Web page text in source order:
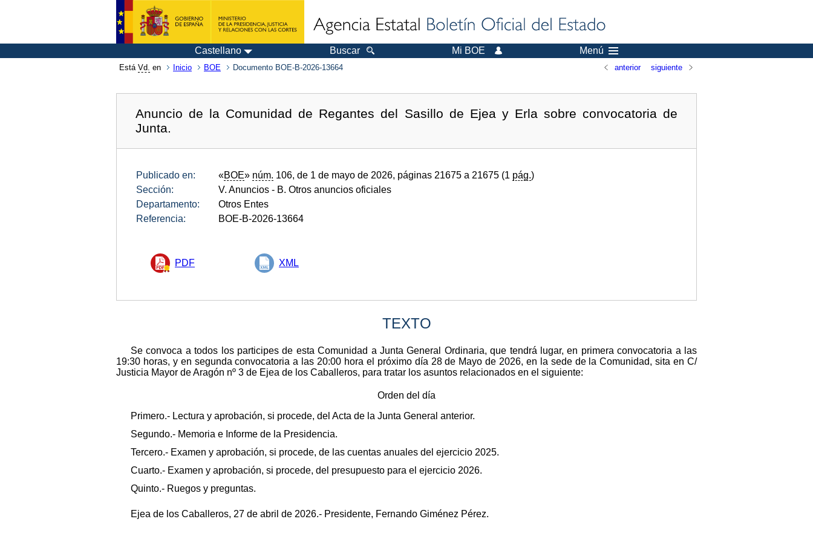
Castellano Buscar Mi BOE Menú
Está Vd. en Inicio BOE Documento BOE-B-2026-13664 anterior siguiente
Anuncio de la Comunidad de Regantes del Sasillo de Ejea y Erla sobre convocatoria de
Junta.
Publicado en: «BOE» núm. 106, de 1 de mayo de 2026, páginas 21675 a 21675 (1 pág.)
Sección:
V. Anuncios - B. Otros anuncios oficiales
Departamento:
Otros Entes
Referencia:
BOE-B-2026-13664
PDF XML
TEXTO
Se convoca a todos los participes de esta Comunidad a Junta General Ordinaria, que tendrá lugar, en primera convocatoria a las
19:30 horas, y en segunda convocatoria a las 20:00 hora el próximo día 28 de Mayo de 2026, en la sede de la Comunidad, sita en C/
Justicia Mayor de Aragón nº 3 de Ejea de los Caballeros, para tratar los asuntos relacionados en el siguiente:
Orden del día
Primero.- Lectura y aprobación, si procede, del Acta de la Junta General anterior.
Segundo.- Memoria e Informe de la Presidencia.
Tercero.- Examen y aprobación, si procede, de las cuentas anuales del ejercicio 2025.
Cuarto.- Examen y aprobación, si procede, del presupuesto para el ejercicio 2026.
Quinto.- Ruegos y preguntas.
Ejea de los Caballeros, 27 de abril de 2026.- Presidente, Fernando Giménez Pérez.